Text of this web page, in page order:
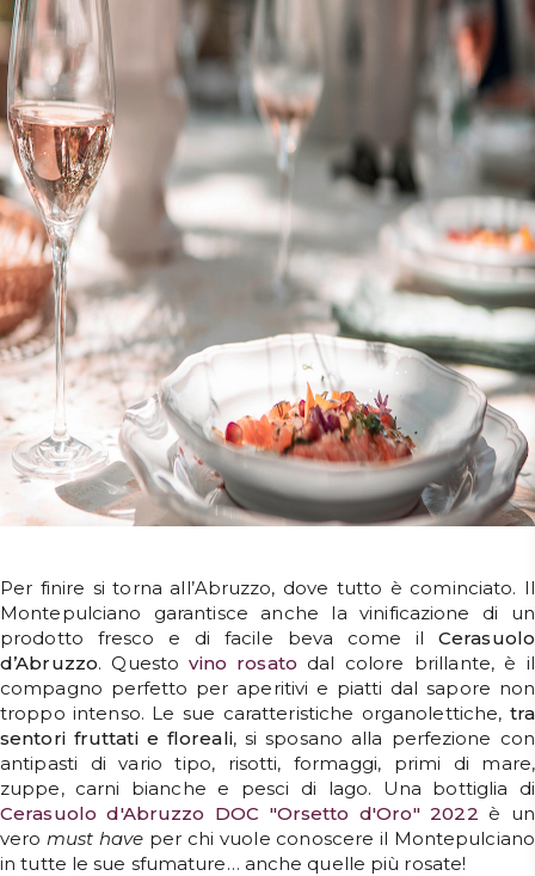
Per finire si torna all’Abruzzo, dove tutto è cominciato. Il
Montepulciano garantisce anche la vinificazione di un
prodotto fresco e di facile beva come ilCerasuolo
d’Abruzzo. Questovino rosato dal colore brillante, è il
compagno perfetto per aperitivi e piatti dal sapore non
troppo intenso. Le sue caratteristiche organolettiche, tra
sentori fruttati e floreali, si sposano alla perfezione con
antipasti di vario tipo, risotti, formaggi, primi di mare,
zuppe, carni bianche e pesci di lago. Una bottiglia di
Cerasuolo d'Abruzzo DOC "Orsetto d'Oro" 2022 è un
vero must have per chi vuole conoscere il Montepulciano
in tutte le sue sfumature… anche quelle più rosate!